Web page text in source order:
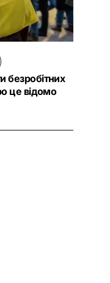
безробітних
це відомо